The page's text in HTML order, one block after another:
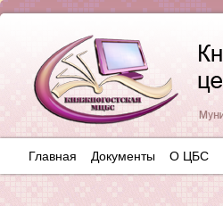
Главная Документы О ЦБС